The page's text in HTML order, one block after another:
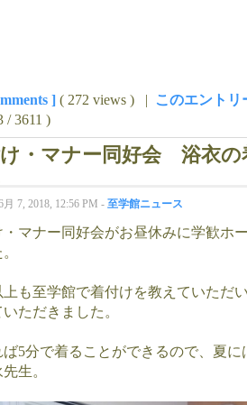
] ( 272 views ) | このエント
/ 3611 )
・マナー同好会 浴衣の
7, 2018, 12:56 PM - 至学館ニュース
・マナー同好会がお昼休みに学歓ホ
上も至学館で着付けを教えていただ
ただきました。
5分で着ることができるので、夏
生。